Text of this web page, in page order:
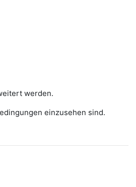
werden.
einzusehen sind.